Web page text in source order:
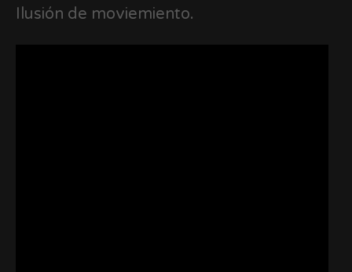
Ilusión de moviemiento.